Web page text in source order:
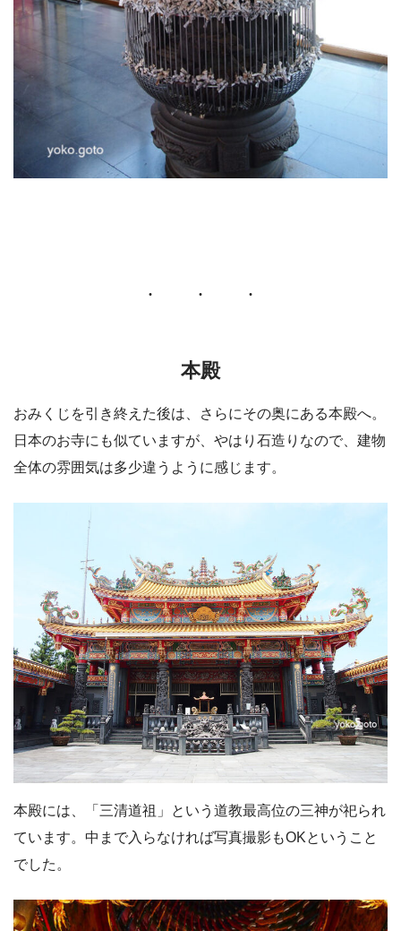
本殿
おみくじを引き終えた後は、さらにその奥にある本殿へ。
日本のお寺にも似ていますが、やはり石造りなので、建物
全体の雰囲気は多少違うように感じます。
本殿には、「三清道祖」という道教最高位の三神が祀られ
ています。中まで入らなければ写真撮影もOKということ
でした。